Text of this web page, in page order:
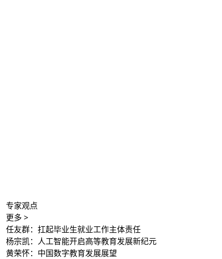
专家观点
更多 >
任友群：扛起毕业生就业工作主体责任
杨宗凯：人工智能开启高等教育发展新纪元
黄荣怀：中国数字教育发展展望